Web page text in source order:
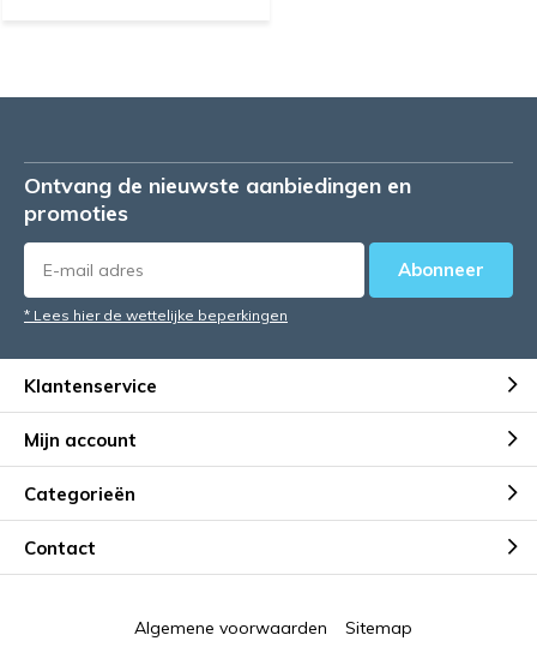
Ontvang de nieuwste aanbiedingen en
promoties
Abonneer
* Lees hier de wettelijke beperkingen
Klantenservice
Mijn account
Categorieën
Contact
Algemene voorwaarden Sitemap